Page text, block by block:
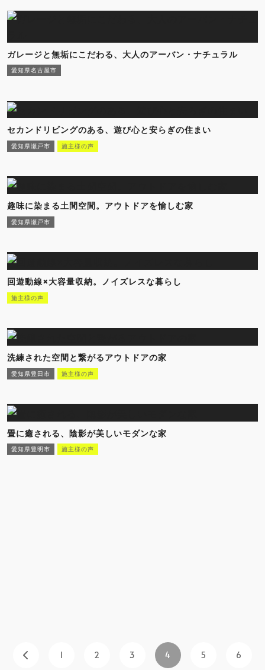
ガレージと無垢にこだわる、大人のアーバン・ナチュラル
愛知県名古屋市
セカンドリビングのある、遊び心と安らぎの住まい
愛知県瀬戸市 施主様の声
趣味に染まる土間空間。アウトドアを愉しむ家
愛知県瀬戸市
回遊動線×大容量収納。ノイズレスな暮らし
施主様の声
洗練された空間と繋がるアウトドアの家
愛知県豊田市 施主様の声
畳に癒される、陰影が美しいモダンな家
愛知県豊明市 施主様の声
1 2 3 4 5 6